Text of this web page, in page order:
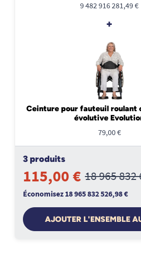
9 482 916 281,49 €
+
Ceinture pour fauteuil roulant
évolutive
79,00 €
3 produits
115,00 € 18 965 832
Économisez 18 965 832 526,98 €
AJOUTER L'ENSEMBLE